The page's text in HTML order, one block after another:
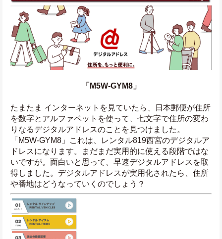
「M5W-GYM8」
たまたま インターネットを見ていたら、日本郵便が住所
を数字とアルファベットを使って、七文字で住所の変わ
りなるデジタルアドレスのことを見つけました。
「M5W-GYM8」これは、レンタル819西宮のデジタルア
ドレスになります。まだまだ実用的に使える段階ではな
いですが。面白いと思って、早速デジタルアドレスを取
得しました。デジタルアドレスが実用化されたら、住所
や番地はどうなっていくのでしょう？